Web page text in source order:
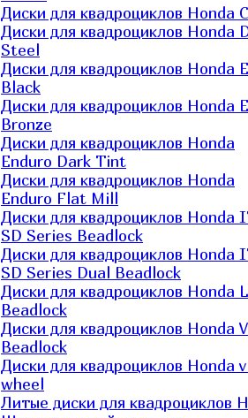
Диски для квадроциклов Honda
Диски для квадроциклов Honda
Steel
Диски для квадроциклов Honda
Black
Диски для квадроциклов Honda
Bronze
Диски для квадроциклов Honda
Enduro Dark Tint
Диски для квадроциклов Honda
Enduro Flat Mill
Диски для квадроциклов Honda
SD Series Beadlock
Диски для квадроциклов Honda
SD Series Dual Beadlock
Диски для квадроциклов Honda
Beadlock
Диски для квадроциклов Honda
Beadlock
Диски для квадроциклов Honda
wheel
Литые диски для квадроциклов